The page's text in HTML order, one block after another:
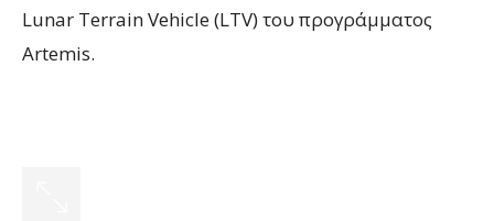
Lunar Terrain Vehicle (LTV) του προγράμματος
Artemis.